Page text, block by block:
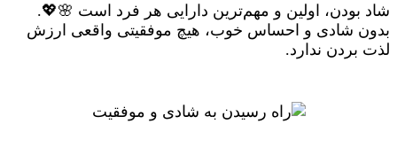
شاد بودن، اولین و مهم‌ترین دارایی هر فرد است 🌸💖.
بدون شادی و احساس خوب، هیچ موفقیتی واقعی ارزش
لذت بردن ندارد.